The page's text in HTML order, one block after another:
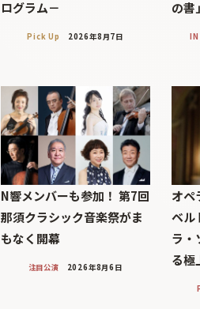
ログラム－
Pick Up 2026年8月7日
の書
N響メンバーも参加！ 第7回
那須クラシック音楽祭がま
もなく開幕
注目公演 2026年8月6日
オペ
ベル
ラ・
る